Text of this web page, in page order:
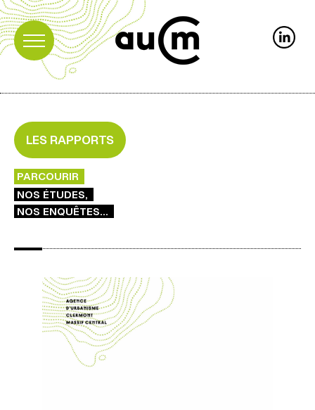
LES RAPPORTS
PARCOURIR
NOS ÉTUDES,
NOS ENQUÊTES...